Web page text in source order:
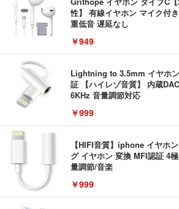
性】 有線イヤホン マイク付
重低音 遅延なし
￥949
Lightning to 3.5mm イヤホ
証 【ハイレゾ音質】 内蔵
6KHz 音量調節対応
￥999
【HIFI音質】iphone イヤホ
グ イヤホン 変換 MFI認証 4
量調節/音楽
￥999